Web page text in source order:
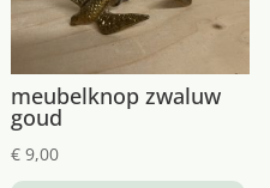
meubelknop zwaluw
goud
€ 9,00